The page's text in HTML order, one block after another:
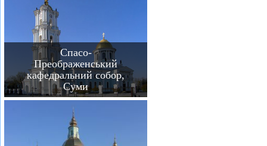
Спасо-
Преображенський
кафедральний собор,
Суми